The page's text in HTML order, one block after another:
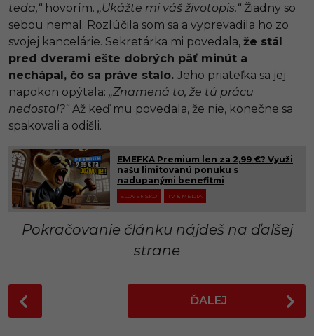
teda,“hovorím. „Ukážte mi váš životopis.“Žiadny so
sebou nemal. Rozlúčila som sa a vyprevadila ho zo
svojej kancelárie. Sekretárka mi povedala, že stál
pred dverami ešte dobrých päť minút a
nechápal, čo sa práve stalo. Jeho priateľka sa jej
napokon opýtala: „Znamená to, že tú prácu
nedostal?“Až keď mu povedala, že nie, konečne sa
spakovali a odišli.
EMEFKA Premium len za 2,99 €? Využi
našu limitovanú ponuku s
nadupanými benefitmi
SLOVENSKO TV & MEDIA
Pokračovanie článku nájdeš na ďalšej
strane
o
ĎALEJ